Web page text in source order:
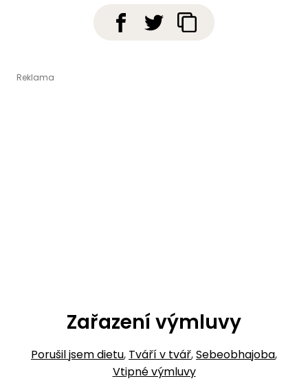
Zařazení výmluvy
Porušil jsem dietu, Tváří v tvář,Sebeobhajoba,
Vtipné výmluvy